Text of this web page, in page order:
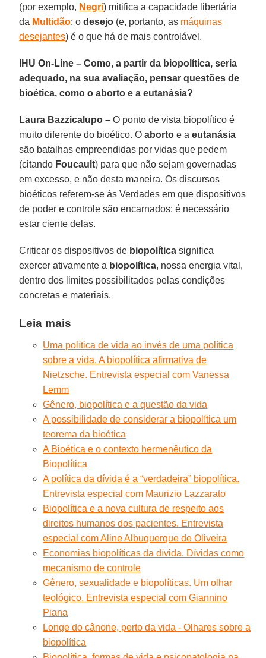
(por exemplo, Negri) mitifica a capacidade libertária
da Multidão: odesejo (e, portanto, as máquinas
desejantes) é o que há de mais controlável.
IHU On-Line – Como, a partir da biopolítica, seria
adequado, na sua avaliação, pensar questões de
bioética, como o aborto e a eutanásia?
Laura Bazzicalupo – O ponto de vista biopolítico é
muito diferente do bioético. Oaborto e aeutanásia
são batalhas empreendidas por vidas que pedem
(citando Foucault) para que não sejam governadas
em excesso, e não desta maneira. Os discursos
bioéticos referem-se às Verdades em que dispositivos
de poder e controle são encarnados: é necessário
estar ciente delas.
Criticar os dispositivos de biopolítica significa
exercer ativamente a biopolítica, nossa energia vital,
dentro dos limites possibilitados pelas condições
concretas e materiais.
Leia mais
Uma política de vida ao invés de uma política
sobre a vida. A biopolítica afirmativa de
Nietzsche. Entrevista especial com Vanessa
Lemm
Gênero, biopolítica e a questão da vida
A possibilidade de considerar a biopolítica um
teorema da bioética
A Bioética e o contexto hermenêutico da
Biopolítica
A política da dívida é a “verdadeira” biopolítica.
Entrevista especial com Maurizio Lazzarato
Biopolítica e a nova cultura de respeito aos
direitos humanos dos pacientes. Entrevista
especial com Aline Albuquerque de Oliveira
Economias biopolíticas da dívida. Dívidas como
mecanismo de controle
Gênero, sexualidade e biopolíticas. Um olhar
teológico. Entrevista especial com Giannino
Piana
Longe do cânone, perto da vida - Olhares sobre a
biopolítica